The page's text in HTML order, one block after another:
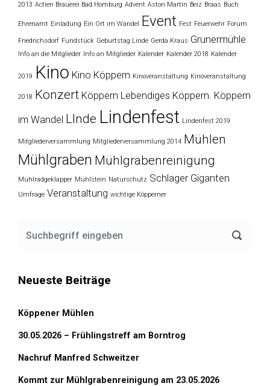
2013 Actien Brauerei Bad Homburg Advent Aston Martin Beiz Braas Buch
Ehrenamt Einladung Ein Ort im Wandel Event Fest Feuerwehr Forum
Friedrichsdorf Fundstück Geburtstag Linde Gerda Kraus Grunermühle
Info an die Mitglieder Info an Mitglieder Kalender Kalender 2018 Kalender
2019 Kino Kino Köppern Kinoveranstaltung Kinoveranstaltung
2018 Konzert Köppern Lebendiges Köppern. Köppern
im Wandel LInde Lindenfest Lindenfest 2019
Mitgliederversammlung Mitgliederversammlung 2014 Mühlen
Mühlgraben Mühlgrabenreinigung
Mühlradgeklapper Mühlstein Naturschutz Schlager Giganten
Umfrage Veranstaltung wichtige Köpperner
Neueste Beiträge
Köppener Mühlen
30.05.2026 – Frühlingstreff am Borntrog
Nachruf Manfred Schweitzer
Kommt zur Mühlgrabenreinigung am 23.05.2026